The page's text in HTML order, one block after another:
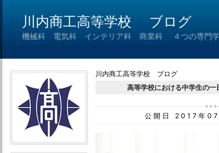
川内商工高等学校 ブログ
機械科 電気科 インテリア科 商業科 ４つの専門学
川内商工高等学校 ブログ
高等学校における中学生の
公開日 2017年